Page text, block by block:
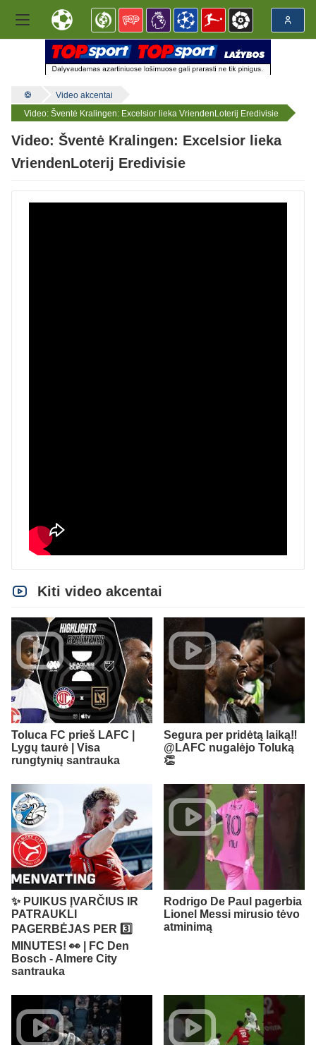
Video akcentai
Video: Šventė Kralingen: Excelsior lieka VriendenLoterij Eredivisie
Video: Šventė Kralingen: Excelsior lieka
VriendenLoterij Eredivisie
Kiti video akcentai
Toluca FC prieš LAFC |
Lygų taurė | Visa
rungtynių santrauka
Segura per pridėtą laiką‼️ ​
@LAFC nugalėjo Toluką
👏
✨ PUIKUS ĮVARČIUS IR
PATRAUKLI
PAGERBĖJAS PER 3️⃣
MINUTES! 👀 | FC Den
Bosch - Almere City
santrauka
Rodrigo De Paul pagerbia
Lionel Messi mirusio tėvo
atminimą